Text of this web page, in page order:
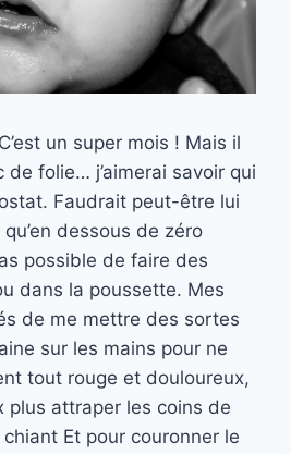
un super mois ! Mais il
de folie… j’aimerai savoir qui
Faudrait peut-être lui
dessous de zéro
possible de faire des
dans la poussette. Mes
de me mettre des sortes
sur les mains pour ne
tout rouge et douloureux,
plus attraper les coins de
chiant Et pour couronner le